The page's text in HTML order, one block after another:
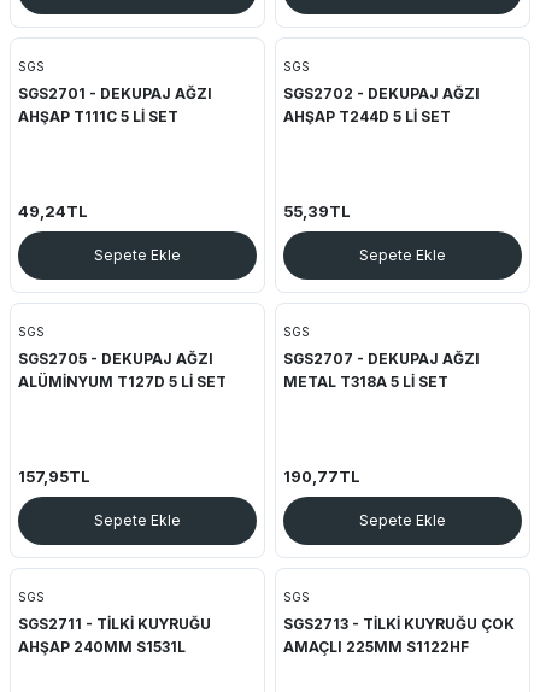
SGS
SGS2701 - DEKUPAJ AĞZI
AHŞAP T111C 5 Lİ SET
49,24TL
Sepete Ekle
SGS
SGS2702 - DEKUPAJ AĞZI
AHŞAP T244D 5 Lİ SET
55,39TL
Sepete Ekle
SGS
SGS2705 - DEKUPAJ AĞZI
ALÜMİNYUM T127D 5 Lİ SET
157,95TL
Sepete Ekle
SGS
SGS2707 - DEKUPAJ AĞZI
METAL T318A 5 Lİ SET
190,77TL
Sepete Ekle
SGS
SGS2711 - TİLKİ KUYRUĞU
AHŞAP 240MM S1531L
SGS
SGS2713 - TİLKİ KUYRUĞU ÇOK
AMAÇLI 225MM S1122HF